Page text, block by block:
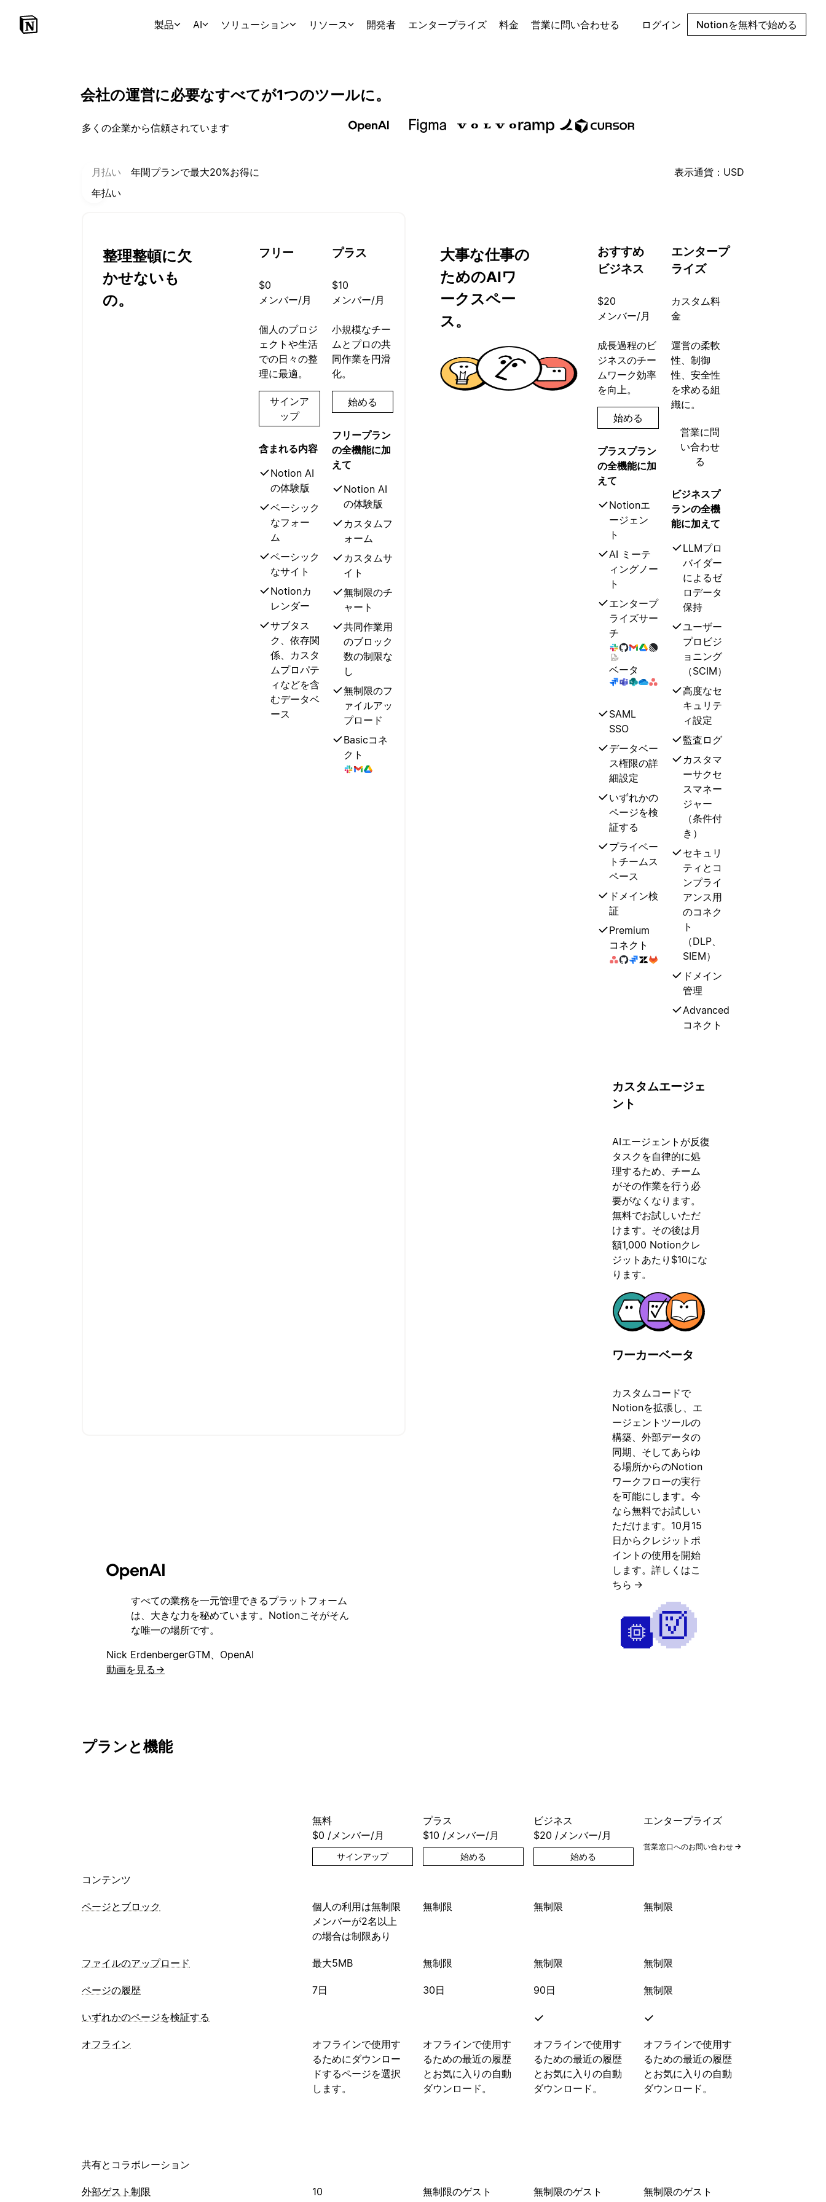
製品 AI ソリューション リソース 開発者 エンタープライズ 料金 営業に問い合わせる ログイン Notionを無料で始める
会社の運営に必要なすべてが1つのツールに。
多くの企業から信頼されています
お支払い方法を選択：
月払い
年払い
年間プランで最大20%お得に 表示通貨： USD
整理整頓に欠
かせないも
の。
フリー
$0
メンバー/月
個人のプロジ
ェクトや生活
での日々の整
理に最適。
サインア
ップ
含まれる内容
Notion AI
の体験版
ベーシック
なフォー
ム
ベーシック
なサイト
Notionカ
レンダー
サブタス
ク、依存関
係、カスタ
ムプロパテ
ィなどを含
むデータベ
ース
プラス
$10
メンバー/月
小規模なチー
ムとプロの共
同作業を円滑
化。
始める
フリープラン
の全機能に加
えて
Notion AI
の体験版
カスタムフ
ォーム
カスタムサ
イト
無制限のチ
ャート
共同作業用
のブロック
数の制限な
し
無制限のフ
ァイルアッ
プロード
Basicコネ
クト
大事な仕事の
ためのAIワ
ークスペー
ス。
ビジネス
おすすめ
$20
メンバー/月
成長過程のビ
ジネスのチー
ムワーク効率
を向上。
始める
プラスプラン
の全機能に加
えて
Notionエ
ージェン
ト
AI ミーテ
ィングノー
ト
エンタープ
ライズサー
チ
ベータ
SAML
SSO
データベー
ス権限の詳
細設定
いずれかの
ページを検
証する
プライベー
トチームス
ペース
ドメイン検
証
Premium
コネクト
エンタープ
ライズ
カスタム料
金
運営の柔軟
性、制御
性、安全性
を求める組
織に。
営業に問
い合わせ
る
ビジネスプ
ランの全機
能に加えて
LLMプロ
バイダー
によるゼ
ロデータ
保持
ユーザー
プロビジ
ョニング
（SCIM）
高度なセ
キュリテ
ィ設定
監査ログ
カスタマ
ーサクセ
スマネー
ジャー
（条件付
き）
セキュリ
ティとコ
ンプライ
アンス用
のコネク
ト
（DLP、
SIEM）
ドメイン
管理
Advanced
コネクト
カスタムエージェ
ント
AIエージェントが反復
タスクを自律的に処
理するため、チーム
がその作業を行う必
要がなくなります。
無料でお試しいただ
けます。その後は月
額1,000 Notionクレ
ジットあたり$10にな
ります。
ワーカーベータ
カスタムコードで
Notionを拡張し、エ
ージェントツールの
構築、外部データの
同期、そしてあらゆ
る場所からのNotion
ワークフローの実行
を可能にします。今
なら無料でお試しい
ただけます。10月15
日からクレジットポ
イントの使用を開始
します。 詳しくはこ
ちら →
すべての業務を一元管理できるプラットフォーム
は、大きな力を秘めています。Notionこそがそん
な唯一の場所です。
Nick ErdenbergerGTM、OpenAI
動画を見る →
プランと機能
無料
$0 /メンバー/月
サインアップ
プラス
$10 /メンバー/月
始める
ビジネス
$20 /メンバー/月
始める
エンタープライズ
営業窓口へのお問い合わせ →
コンテンツ
ページとブロック
個人の利用は無制限
メンバーが2名以上
の場合は制限あり
無制限 無制限 無制限
ファイルのアップロード 最大5MB 無制限 無制限 無制限
ページの履歴 7日 30日 90日 無制限
いずれかのページを検証する
オフライン
オフラインで使用す
るためにダウンロー
ドするページを選択
します。
オフラインで使用す
るための最近の履歴
とお気に入りの自動
ダウンロード。
オフラインで使用す
るための最近の履歴
とお気に入りの自動
ダウンロード。
オフラインで使用す
るための最近の履歴
とお気に入りの自動
ダウンロード。
共有とコラボレーション
外部ゲスト制限 10 無制限のゲスト 無制限のゲスト 無制限のゲスト